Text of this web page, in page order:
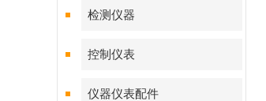
检测仪器
控制仪表
仪器仪表配件